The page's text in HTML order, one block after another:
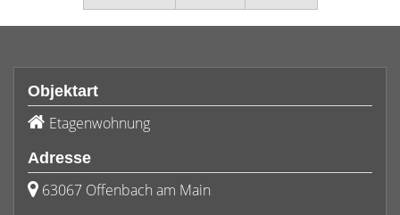
Objektart
Etagenwohnung
Adresse
63067 Offenbach am Main